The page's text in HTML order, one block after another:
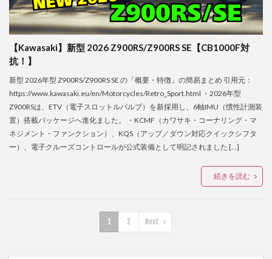
【Kawasaki】新型 2026 Z900RS/Z900RS SE【CB1000F対
抗！】
新型 2026年型 Z900RS/Z900RS SE の「概要・特徴」の簡易まとめ 引用元：
https://www.kawasaki.eu/en/Motorcycles/Retro_Sport.html ・2026年型
Z900RSは、ETV（電子スロットルバルブ）を新採用し、6軸IMU（慣性計測装
置）搭載パッケージへ進化ました。 ・KCMF（カワサキ・コーナリング・マ
ネジメント・ファンクション）、KQS（アップ／ダウン対応クイックシフタ
ー）、電子クルーズコントロールが公式装備として明記されました […]
続きを読む
1 2 Next